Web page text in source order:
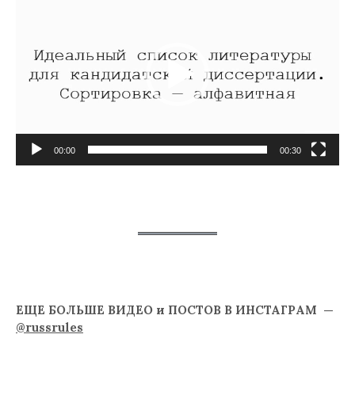
00:00 00:30
ЕЩЕ БОЛЬШЕ ВИДЕО и ПОСТОВ В ИНСТАГРАМ —
@russrules